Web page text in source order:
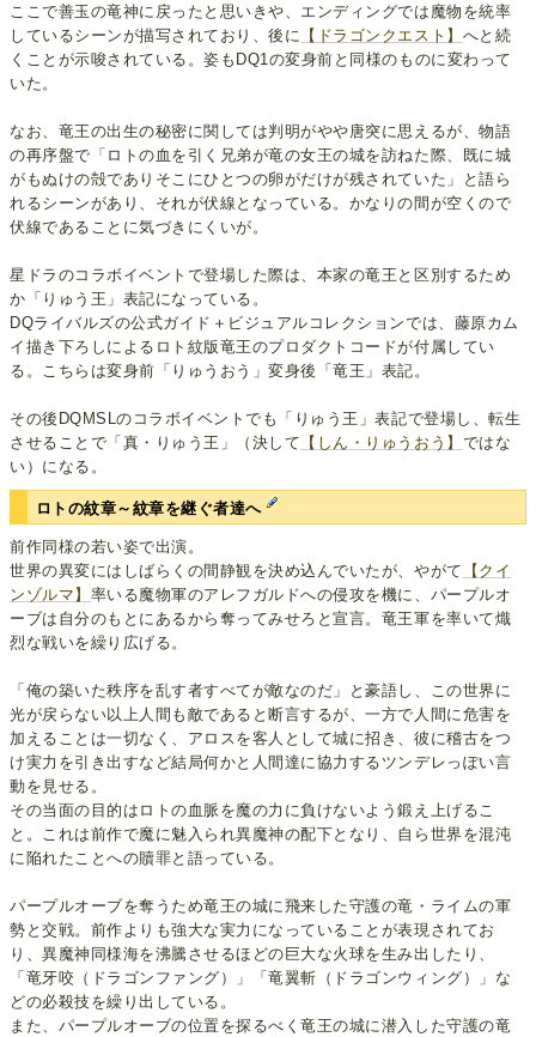
ここで善玉の竜神に戻ったと思いきや、エンディングでは魔物を統率
しているシーンが描写されており、後に
【ドラゴンクエスト】 へと続
くことが示唆されている。姿もDQ1の変身前と同様のものに変わって
いた。
なお、竜王の出生の秘密に関しては判明がやや唐突に思えるが、物語
の再序盤で「ロトの血を引く兄弟が竜の女王の城を訪ねた際、既に城
がもぬけの殻でありそこにひとつの卵がだけが残されていた」と語ら
れるシーンがあり、それが伏線となっている。かなりの間が空くので
伏線であることに気づきにくいが。
星ドラのコラボイベントで登場した際は、本家の竜王と区別するため
か「りゅう王」表記になっている。
DQライバルズの公式ガイド＋ビジュアルコレクションでは、藤原カム
イ描き下ろしによるロト紋版竜王のプロダクトコードが付属してい
る。こちらは変身前「りゅうおう」変身後「竜王」表記。
その後DQMSLのコラボイベントでも「りゅう王」表記で登場し、転生
させることで「真・りゅう王」（決して 【しん・りゅうおう】 ではな
い）になる。
ロトの紋章～紋章を継ぐ者達へ
前作同様の若い姿で出演。
世界の異変にはしばらくの間静観を決め込んでいたが、やがて
【クイ
ンゾルマ】 率いる魔物軍のアレフガルドへの侵攻を機に、パープルオ
ーブは自分のもとにあるから奪ってみせろと宣言。竜王軍を率いて熾
烈な戦いを繰り広げる。
「俺の築いた秩序を乱す者すべてが敵なのだ」と豪語し、この世界に
光が戻らない以上人間も敵であると断言するが、一方で人間に危害を
加えることは一切なく、アロスを客人として城に招き、彼に稽古をつ
け実力を引き出すなど結局何かと人間達に協力するツンデレっぽい言
動を見せる。
その当面の目的はロトの血脈を魔の力に負けないよう鍛え上げるこ
と。これは前作で魔に魅入られ異魔神の配下となり、自ら世界を混沌
に陥れたことへの贖罪と語っている。
パープルオーブを奪うため竜王の城に飛来した守護の竜・ライムの軍
勢と交戦。前作よりも強大な実力になっていることが表現されてお
り、異魔神同様海を沸騰させるほどの巨大な火球を生み出したり、
「竜牙咬（ドラゴンファング）」「竜翼斬（ドラゴンウィング）」な
どの必殺技を繰り出している。
また、パープルオーブの位置を探るべく竜王の城に潜入した守護の竜